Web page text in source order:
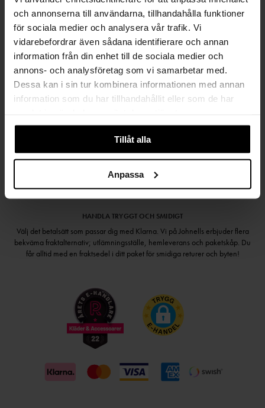
och annonserna till användarna, tillhandahålla funktioner
för sociala medier och analysera vår trafik. Vi
vidarebefordrar även sådana identifierare och annan
information från din enhet till de sociala medier och
annons- och analysföretag som vi samarbetar med.
Dessa kan i sin tur kombinera informationen med annan
information som du har tillhandahållit eller som de har
Tillåt alla
Anpassa
SAMLA BONUS I KUNDKLUBBEN
Håll dig uppdaterad
PRENUMERERA
HANDLA TRYGGT OCH SMIDIGT
Välj det betalsätt som passar dig med Klarna. Vi på Johnells erbjuder flera
bekväma fraktalternativ; utlämningsställe, hemleverans och paketskåp. Du
får alltid med en fraktsedel i ditt paket för smidiga returer och byten!